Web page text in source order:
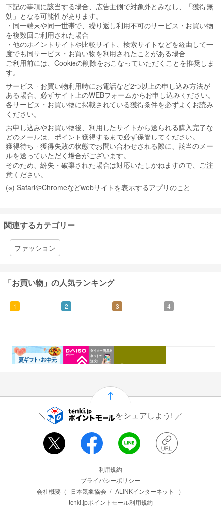
下記の事項に該当する場合、広告主側で対象外とみなし、「獲得無
効」となる可能性があります。
・同一端末や同一世帯で、繰り返し利用不可のサービス・お買い物
を複数回ご利用された場合
・他のポイントサイトや比較サイト、検索サイトなどを経由して一
度でも同サービス・お買い物を利用されたことがある場合
ご利用前には、Cookieの削除をおこなっていただくことを推奨しま
す。
サービス・お買い物利用時にお電話など2つ以上の申し込み方法が
ある場合、必ずサイト上のWEBフォームからお申し込みください。
各サービス・お買い物に掲載されている獲得条件を必ずよくお読み
ください。
お申し込みやお買い物後、利用したサイトから送られる購入完了な
どのメールは、ポイント獲得するまで必ず保管してください。
獲得待ち・獲得失敗の状態でお問い合わせされる際に、該当のメー
ルを送っていただく場合がございます。
そのため、紛失・破棄された場合は対応いたしかねますので、ご注
意ください。
(※) SafariやChromeなどwebサイトを表示するアプリのこと
関連するカテゴリー
ファッション
「お買い物」の人気ランキング
1
0.46%還元
2
1.5%還元
3 4
をシェアしよう!
利用規約
プライバシーポリシー
会社概要（
日本気象協会 / ALiNKインターネット
）
tenki.jpポイントモール利用規約